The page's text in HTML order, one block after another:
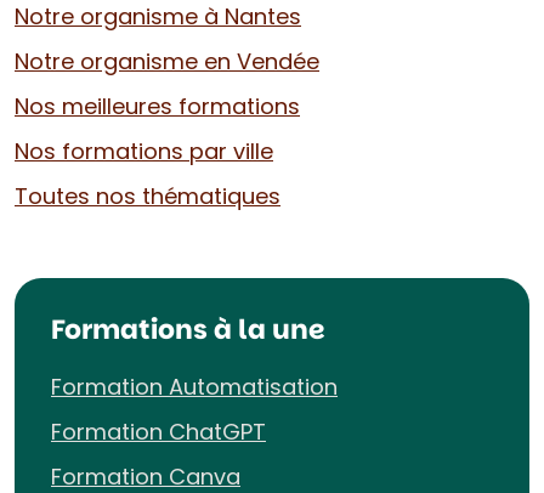
Notre organisme à Nantes
Notre organisme en Vendée
Nos meilleures formations
Nos formations par ville
Toutes nos thématiques
Formations à la une
Formation Automatisation
Formation ChatGPT
Formation Canva